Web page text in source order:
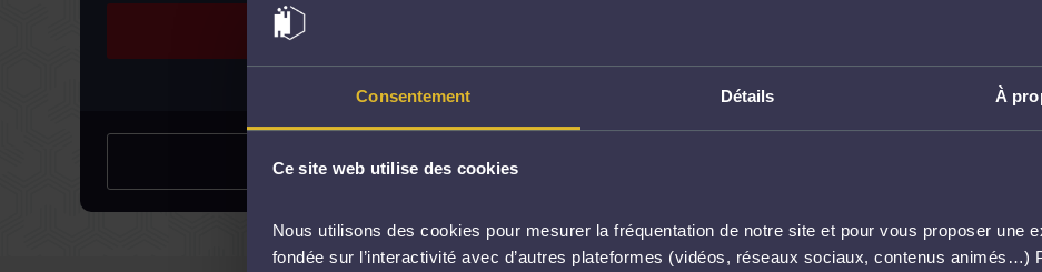
Consentement Détails À
Ce site web utilise des cookies
Nous utilisons des cookies pour mesurer la fréquentation de notre site et pour vous proposer une
fondée sur l’interactivité avec d’autres plateformes (vidéos, réseaux sociaux, contenus animés…)
CRÉER UN COMPTE